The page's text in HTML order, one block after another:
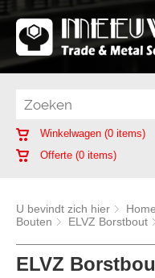
Winkelwagen (0 items)
Offerte (0 items)
U bevindt zich hier Home
Bouten
ELVZ Borstbout
ELVZ